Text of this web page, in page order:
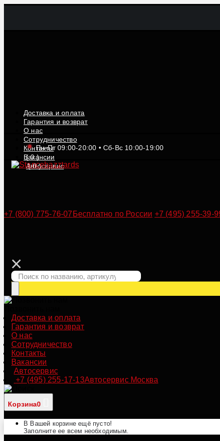
Доставка и оплата
Гарантия и возврат
О нас
Сотрудничество
Контакты
Вакансии
Автосервис
Пн-Пт 09:00-20:00 • Сб-Вс 10:00-19:00
(0)
(0)
+7 (800) 775-76-07 Бесплатно по России +7 (495) 255-39-
Доставка и оплата
Гарантия и возврат
О нас
Сотрудничество
Контакты
Вакансии
Автосервис
+7 (495) 255-17-13Автосервис Москва
Корзина0
В Вашей корзине ещё пусто!
Заполните ее всем необходимым.